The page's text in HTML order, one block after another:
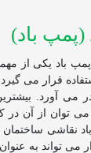
(پمپ باد)
باد یکی از
قرار می
آورد.
توان از آن در
نقاشی
می تواند به